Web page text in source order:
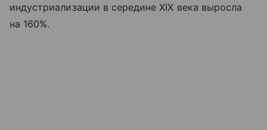
индустриализации в середине XIX века выросла
на 160%.